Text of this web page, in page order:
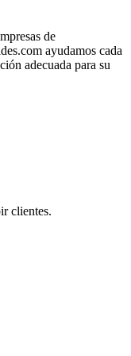
de
ayudamos cada
adecuada para su
clientes.